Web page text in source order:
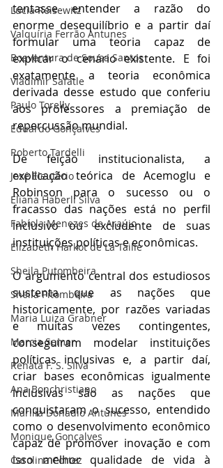
Lúcia Reisewitz
Valquíria Ferrão Antunes
Boaventura de Sousa Santos
Vladimir Safatle
Paulo Torelly
Eduardo Gonçalves
Roberto Tardelli
José Eleutério
Eliana Haberli Silva
Fabíola Menezes de Araújo
Elizabeth Harkot de La Taille
Sheila Putombeira
Sheila Pitombeira
Maria Luiza Grabner
Marcia Semer
Renata F. S. SIlva
Ana Bonchristiano
Marilia Donadio Antunes
Monique Gonçalves
Carolina Cortez
tentasse entender a razão do
enorme desequilíbrio e a partir daí
formular uma teoria capaz de
explicar o cenário existente. E foi
exatamente a teoria econômica
derivada desse estudo que conferiu
aos professores a premiação de
repercussão mundial.
De feição institucionalista, a
explicação teórica de Acemoglu e
Robinson para o sucesso ou o
fracasso das nações está no perfil
inclusivo ou excludente de suas
instituições políticas e econômicas.
O argumento central dos estudiosos
sustenta que as nações que
historicamente, por razões variadas
e muitas vezes contingentes,
conseguiram modelar instituições
políticas inclusivas e, a partir daí,
criar bases econômicas igualmente
inclusivas são as nações que
conquistaram o sucesso, entendido
como o desenvolvimento econômico
capaz de promover inovação e com
isso melhor qualidade de vida à